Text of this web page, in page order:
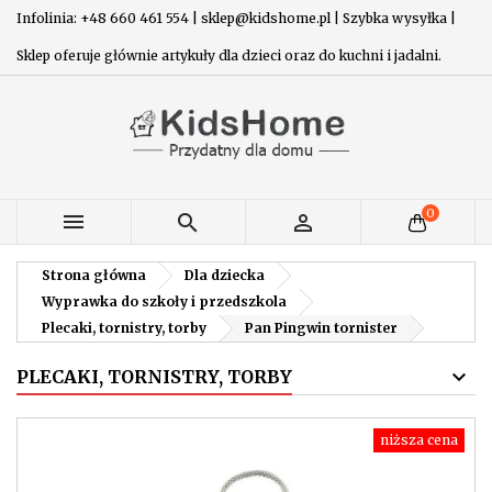
Infolinia: +48 660 461 554 | sklep@kidshome.pl | Szybka wysyłka |
Sklep oferuje głównie artykuły dla dzieci oraz do kuchni i jadalni.
   0
Strona główna
Dla dziecka
Wyprawka do szkoły i przedszkola
Plecaki, tornistry, torby
Pan Pingwin tornister
PLECAKI, TORNISTRY, TORBY
niższa cena